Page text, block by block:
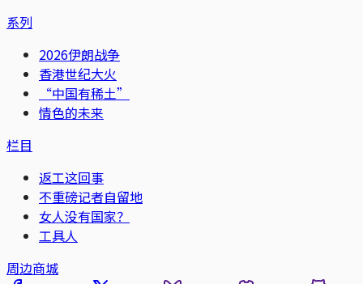
系列
2026伊朗战争
香港世纪大火
“中国有稀土”
情色的未来
栏目
返工这回事
不重磅记者自留地
女人没有国家？
工具人
周边商城